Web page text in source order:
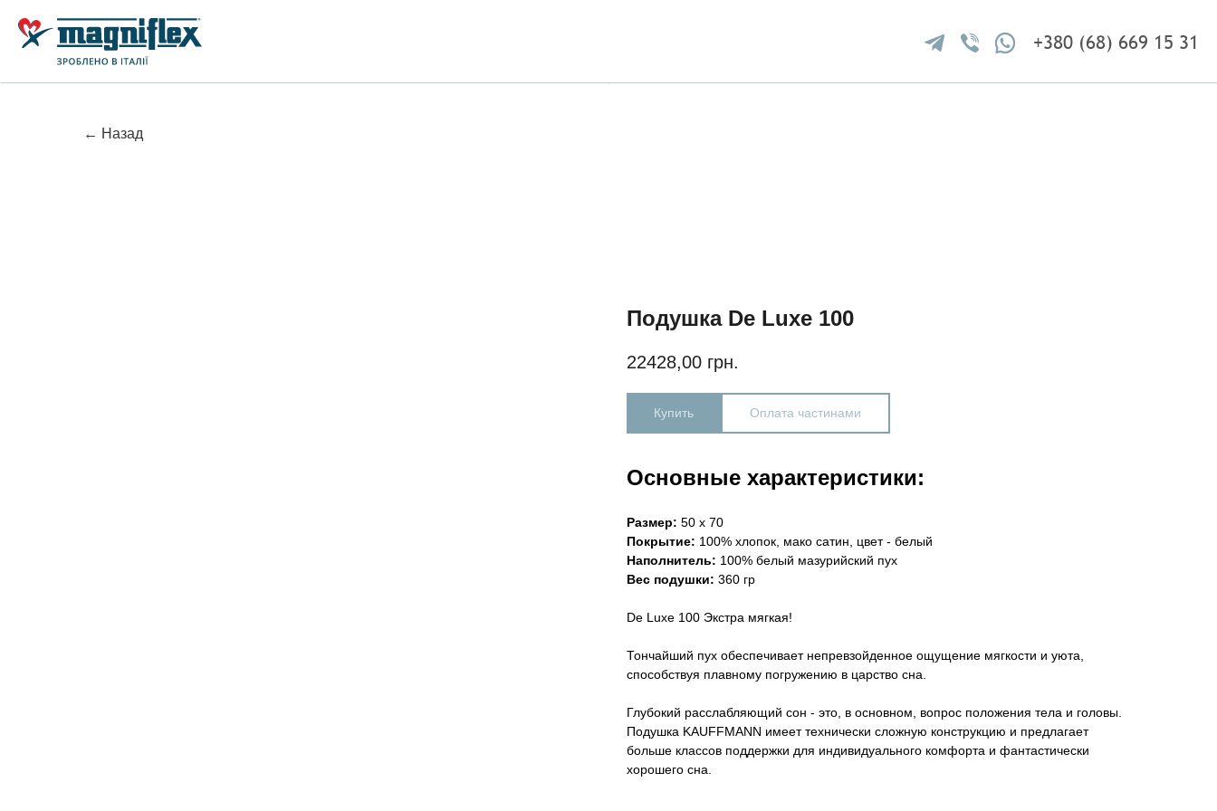
+380 (68) 669 15 31
← Назад
Подушка De Luxe 100
22428,00 грн.
Купить Оплата частинами
Основные характеристики:
Размер: 50 x 70
Покрытие: 100% хлопок, мако сатин, цвет - белый
Наполнитель: 100% белый мазурийский пух
Вес подушки: 360 гр
De Luxe 100 Экстра мягкая!
Тончайший пух обеспечивает непревзойденное ощущение мягкости и уюта,
способствуя плавному погружению в царство сна.
Глубокий расслабляющий сон - это, в основном, вопрос положения тела и головы.
Подушка KAUFFMANN имеет технически сложную конструкцию и предлагает
больше классов поддержки для индивидуального комфорта и фантастически
хорошего сна.